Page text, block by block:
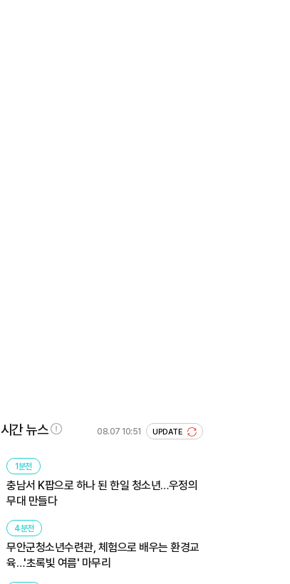
간 뉴스 08.07 10:51 UPDATE
1분전
충남서 K팝으로 하나 된 한일 청소년…우정의
무대 만들다
4분전
무안군청소년수련관, 체험으로 배우는 환경교
육…'초록빛 여름' 마무리